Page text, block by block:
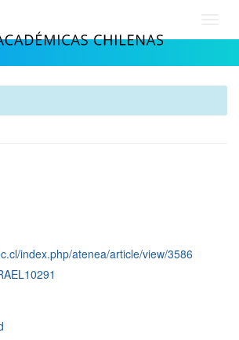
index.php/atenea/article/view/3586